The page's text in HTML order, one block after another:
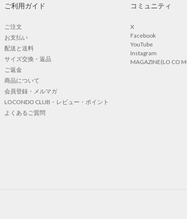
ご利用ガイド
ご注文
お支払い
配送と送料
サイズ交換・返品
ご返金
商品について
会員登録・メルマガ
LOCONDO CLUB・レビュー・ポイント
よくあるご質問
コミュニティ
X
Facebook
YouTube
Instagram
MAGAZINE(LO CO